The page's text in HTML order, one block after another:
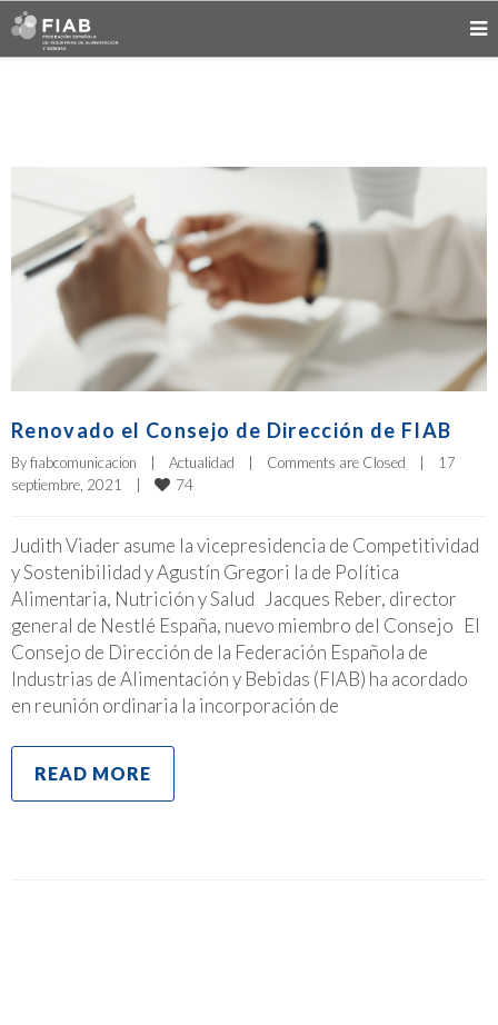
Renovado el Consejo de Dirección de FIAB
By fiabcomunicacion Actualidad Comments are Closed
17
septiembre, 2021
74
Judith Viader asume la vicepresidencia de Competitividad
y Sostenibilidad y Agustín Gregori la de Política
Alimentaria, Nutrición y Salud Jacques Reber, director
general de Nestlé España, nuevo miembro del Consejo El
Consejo de Dirección de la Federación Española de
Industrias de Alimentación y Bebidas (FIAB) ha acordado
en reunión ordinaria la incorporación de
READ MORE